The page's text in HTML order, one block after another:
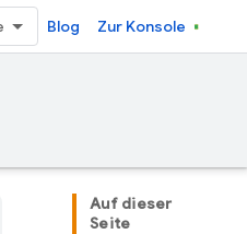
Blog Zur Konsole
Auf dieser
Seite